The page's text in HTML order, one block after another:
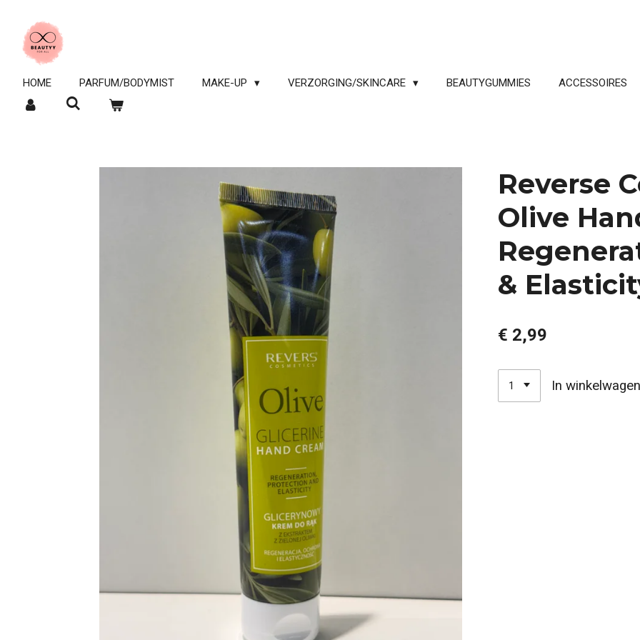
direct
naar
hoofdinhoud
HOME PARFUM/BODYMIST MAKE-UP VERZORGING/SKINCARE BEAUTYGUMMIES ACCESSOIRES
Reverse
Olive
&
€ 2,99
In